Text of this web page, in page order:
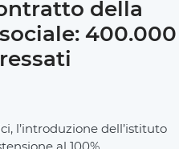
della
400.000
l’introduzione dell’istituto